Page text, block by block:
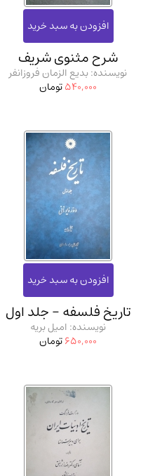
شرح مثنوی شریف
نویسنده: بدیع الزمان فروزانفر
540,000تومان
تاریخ فلسفه - جلد اول
نویسنده: امیل بریه
650,000تومان